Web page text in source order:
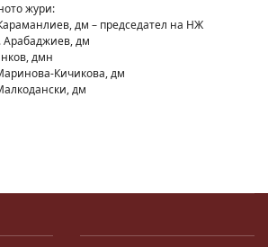
жури:
дм – председател на НЖ
дм
дмн
Кичикова, дм
дм